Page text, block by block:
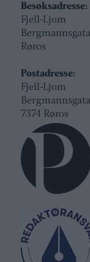
Besøksadresse:
Fjell-Ljom
Røros
Postadresse:
Fjell-Ljom
7374 Røros